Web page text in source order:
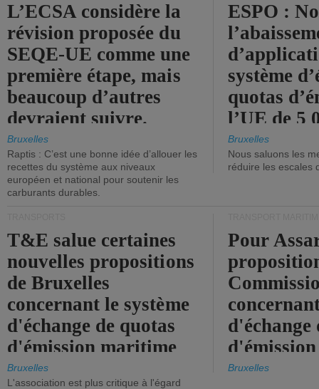
L’ECSA considère la
révision proposée du
SEQE-UE comme une
première étape, mais
beaucoup d’autres
devraient suivre.
Bruxelles
Raptis : C’est une bonne idée d’allouer les
recettes du système aux niveaux
européen et national pour soutenir les
carburants durables.
ESPO :
système
quotas
l’UE de 5
tonneaux
brute.
Bruxelles
Nous saluons les
réduire les escales
T&E salue certaines
nouvelles propositions
de Bruxelles
concernant le système
d'échange de quotas
d'émission maritime
de l'UE.
Bruxelles
L'association est plus critique à l'égard
Pour
d'échange
timide,
Bruxelles